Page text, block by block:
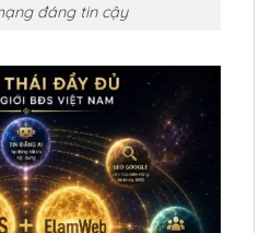
đáng tin cậy